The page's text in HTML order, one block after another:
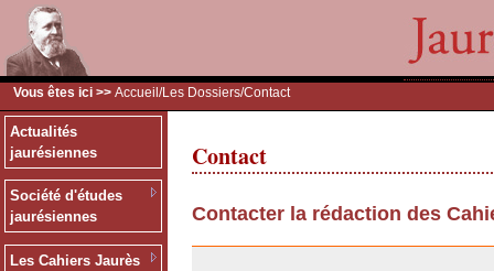
Vous êtes ici >> Accueil /Les Dossiers/Contact
Actualités
jaurésiennes
Société d'études
jaurésiennes
Les Cahiers Jaurès
Contact
Contacter la rédaction des